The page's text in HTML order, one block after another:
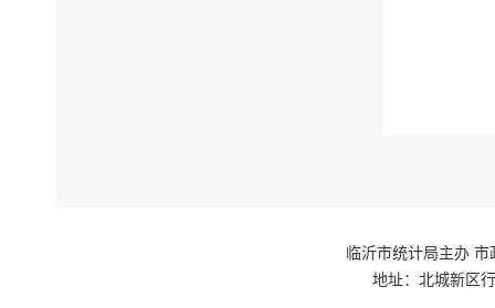
临沂市统计局主办 市
地址：北城新区